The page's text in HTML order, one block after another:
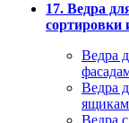
17. Ведра
сортировки
Ведра
Ведра
Ведра